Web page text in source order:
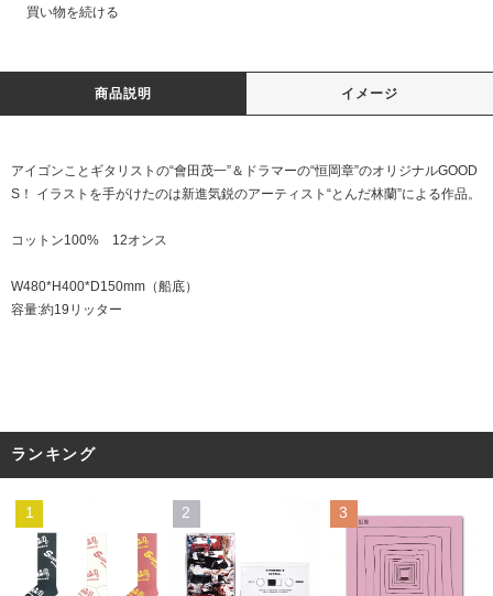
買い物を続ける
商品説明 イメージ
アイゴンことギタリストの“會田茂一”＆ドラマーの“恒岡章”のオリジナルGOOD
S！ イラストを手がけたのは新進気鋭のアーティスト“とんだ林蘭”による作品。
コットン100% 12オンス
W480*H400*D150mm（船底）
容量:約19リッター
ランキング
1 2 3